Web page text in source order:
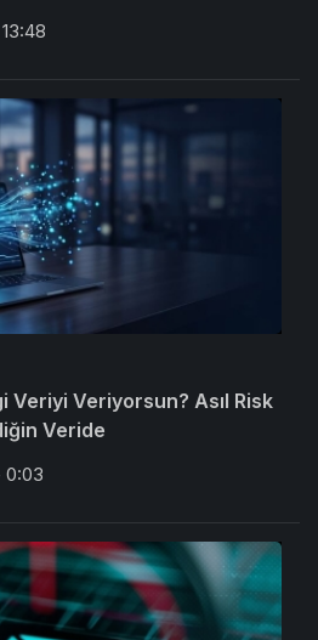
Veriyi Veriyorsun? Asıl Risk
Veride
0:03